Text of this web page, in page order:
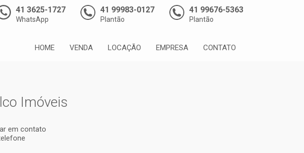
41 3625-1727
WhatsApp
41 99983-0127
Plantão
41 99676-5363
Plantão
HOME VENDA LOCAÇÃO EMPRESA CONTATO
Imóveis
em contato